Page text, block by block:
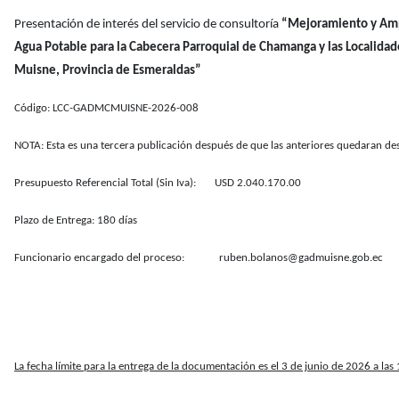
Presentación de interés del servicio de consultoría “Mejoramiento y
Agua Potable para la Cabecera Parroquial de Chamanga y las
Muisne, Provincia de Esmeraldas”
Código: LCC-GADMCMUISNE-2026-008
NOTA: Esta es una tercera publicación después de que las anteriores quedaran
Presupuesto Referencial Total (Sin Iva): USD 2.040.170.00
Plazo de Entrega: 180 días
Funcionario encargado del proceso: ruben.bolanos@gadmuisne.gob.ec
La fecha límite para la entrega de la documentación es el 3 de junio de 2026 a